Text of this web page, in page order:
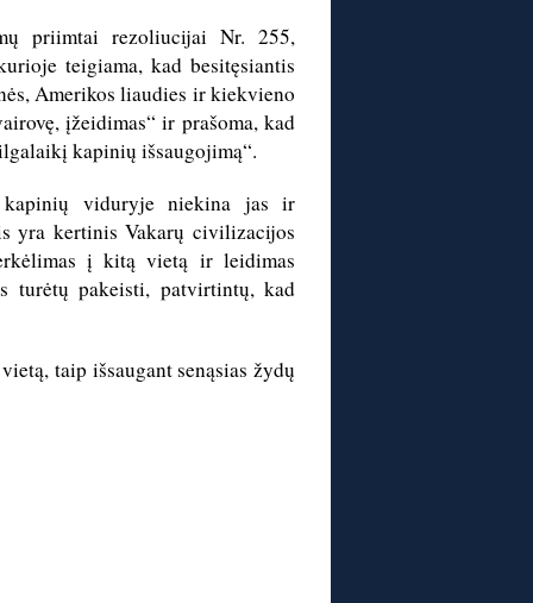
priimtai rezoliucijai Nr. 255,
teigiama, kad besitęsiantis
Amerikos liaudies ir kiekvieno
įžeidimas“ ir prašoma, kad
kapinių išsaugojimą“.
kapinių viduryje niekina jas ir
yra kertinis Vakarų civilizacijos
į kitą vietą ir leidimas
turėtų pakeisti, patvirtintų, kad
taip išsaugant senąsias žydų